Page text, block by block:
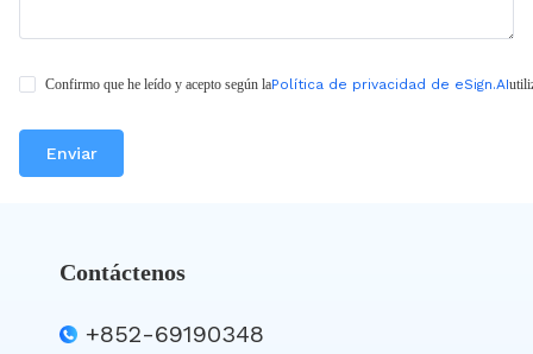
Confirmo que he leído y acepto según laPolítica de privacidad de eSign.AI
Enviar
Contáctenos
+852-69190348